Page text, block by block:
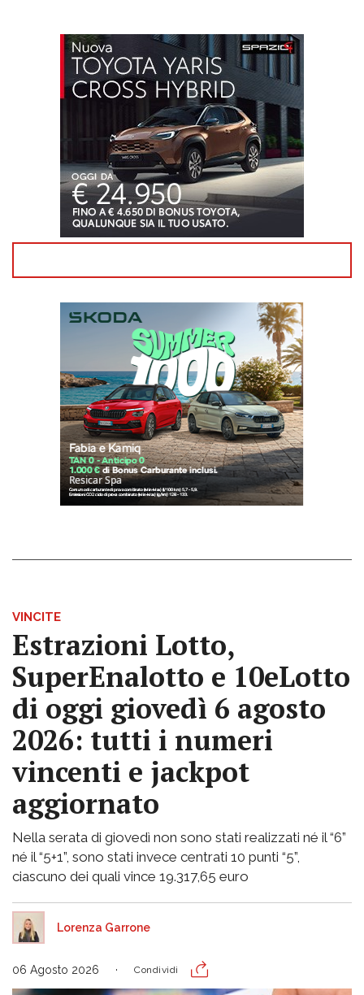
VINCITE
Estrazioni Lotto,
SuperEnalotto e 10eLotto
di oggi giovedì 6 agosto
2026: tutti i numeri
vincenti e jackpot
aggiornato
Nella serata di giovedì non sono stati realizzati né il “6”
né il “5+1”, sono stati invece centrati 10 punti “5”,
ciascuno dei quali vince 19.317,65 euro
Lorenza Garrone
06 Agosto 2026 Condividi